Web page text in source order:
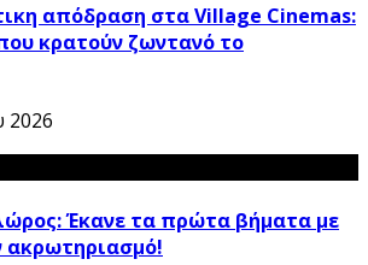
απόδραση στα Village Cinemas:
κρατούν ζωντανό το
2026
Έκανε τα πρώτα βήματα με
ακρωτηριασμό!